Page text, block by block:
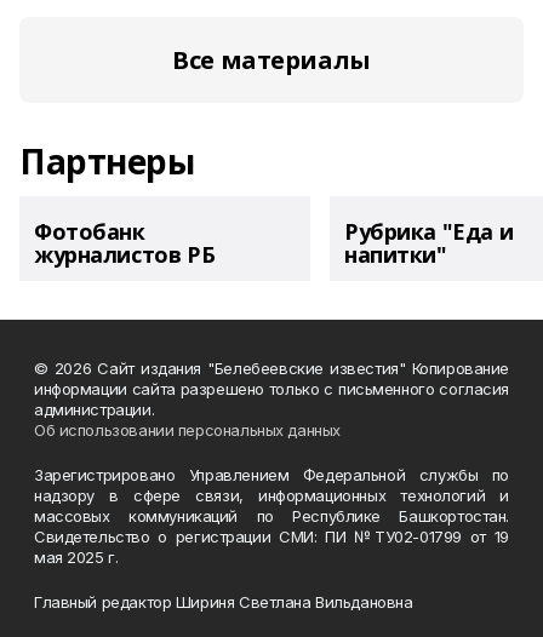
Все материалы
Партнеры
Фотобанк
журналистов РБ
Рубрика "Еда и
напитки"
© 2026 Сайт издания "Белебеевские известия" Копирование
информации сайта разрешено только с письменного согласия
администрации.
Об использовании персональных данных
Зарегистрировано Управлением Федеральной службы по
надзору в сфере связи, информационных технологий и
массовых коммуникаций по Республике Башкортостан.
Свидетельство о регистрации СМИ: ПИ №ТУ02-01799 от 19
мая 2025 г.
Главный редактор Шириня Светлана Вильдановна